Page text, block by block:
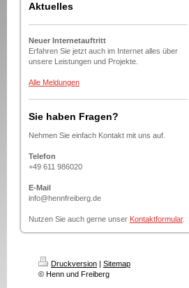
Aktuelles
Neuer Internetauftritt
Erfahren Sie jetzt auch im Internet alles über
unsere Leistungen und Projekte.
Alle Meldungen
Sie haben Fragen?
Nehmen Sie einfach Kontakt mit uns auf.
Telefon
+49 611 986020
E-Mail
info@hennfreiberg.de
Nutzen Sie auch gerne unser Kontaktformular.
Druckversion | Sitemap
© Henn und Freiberg